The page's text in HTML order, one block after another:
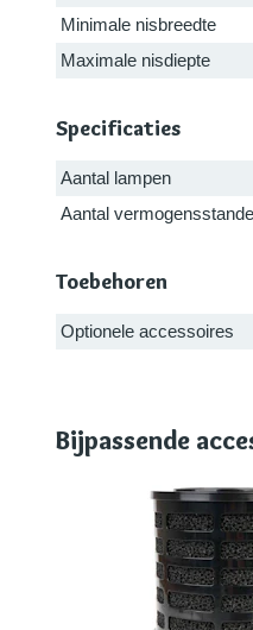
Minimale nisbreedte
Maximale nisdiepte
Specificaties
Aantal lampen
Aantal
Toebehoren
Optionele accessoires
Bijpassende